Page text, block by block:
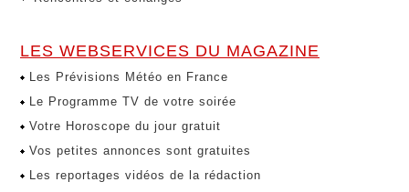
LES WEBSERVICES DU MAGAZINE
Les Prévisions Météo en France
Le Programme TV de votre soirée
Votre Horoscope du jour gratuit
Vos petites annonces sont gratuites
Les reportages vidéos de la rédaction